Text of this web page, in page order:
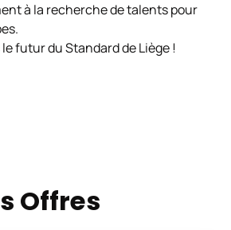
à la recherche de talents pour
futur du Standard de Liège !
Offres